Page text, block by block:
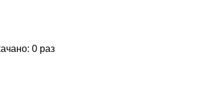
0 раз